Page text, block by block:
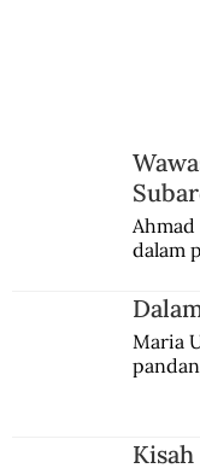
Jembatan
dalam
Jules
Maria